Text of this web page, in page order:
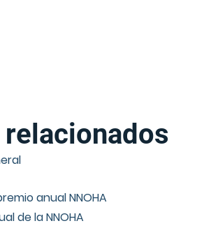
anual NNOHA
de la NNOHA